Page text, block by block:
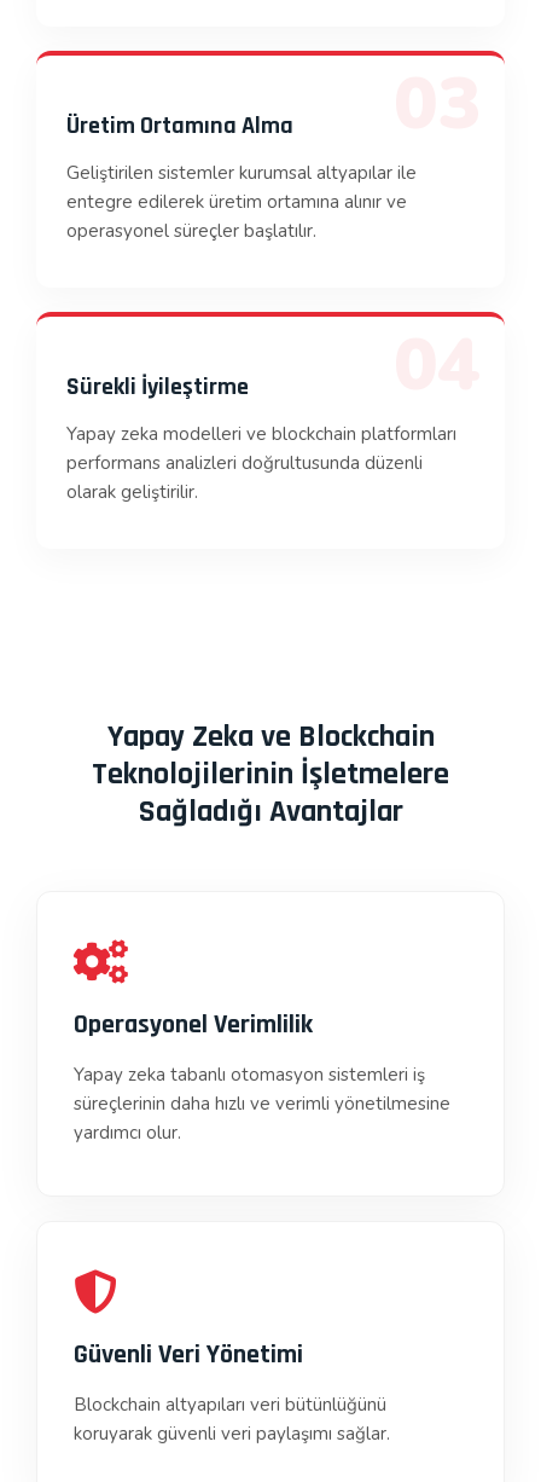
Üretim Ortamına Alma
Geliştirilen sistemler kurumsal altyapılar ile
entegre edilerek üretim ortamına alınır ve
operasyonel süreçler başlatılır.
Sürekli İyileştirme
Yapay zeka modelleri ve blockchain platformları
performans analizleri doğrultusunda düzenli
olarak geliştirilir.
Yapay Zeka ve Blockchain
Teknolojilerinin İşletmelere
Sağladığı Avantajlar
Operasyonel Verimlilik
Yapay zeka tabanlı otomasyon sistemleri iş
süreçlerinin daha hızlı ve verimli yönetilmesine
yardımcı olur.
Güvenli Veri Yönetimi
Blockchain altyapıları veri bütünlüğünü
koruyarak güvenli veri paylaşımı sağlar.